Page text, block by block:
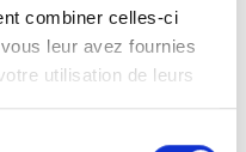
combiner celles-ci
leur avez fournies
utilisation de leurs
à la cuisine plus
et installons des